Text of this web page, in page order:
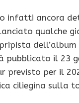
infatti ancora
qualche
dell’album
pubblicato il 23
previsto per il
ciliegina sulla